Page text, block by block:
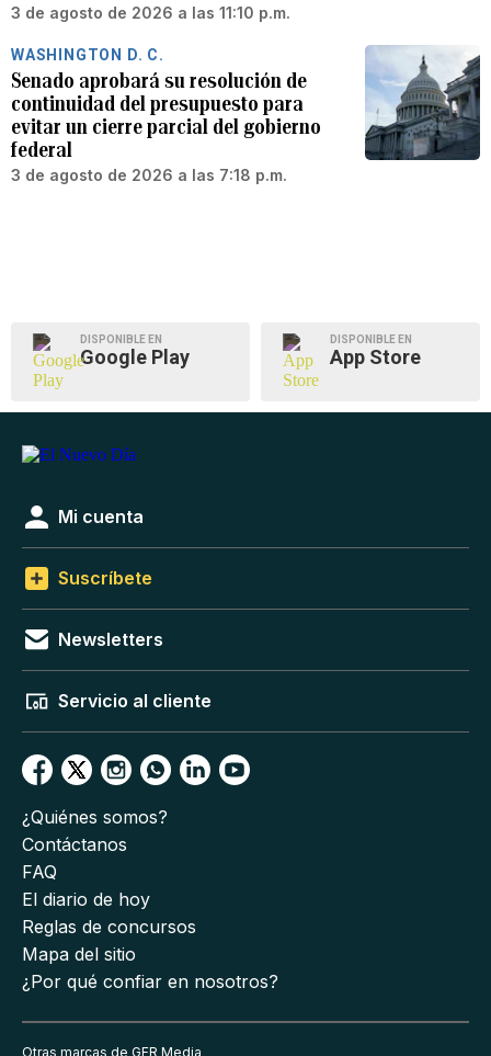
3 de agosto de 2026 a las 11:10 p.m.
WASHINGTON D. C.
Senado aprobará su resolución de
continuidad del presupuesto para
evitar un cierre parcial del gobierno
federal
3 de agosto de 2026 a las 7:18 p.m.
DISPONIBLE EN
Google Play
DISPONIBLE EN
App Store
Mi cuenta
Suscríbete
Newsletters
Servicio al cliente
¿Quiénes somos?
Contáctanos
FAQ
El diario de hoy
Reglas de concursos
Mapa del sitio
¿Por qué confiar en nosotros?
Otras marcas de GFR Media